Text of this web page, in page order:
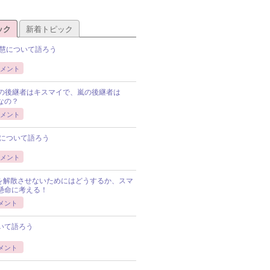
ク 新着トピック
について語ろう
ント
後継者はキスマイで、嵐の後継者は
の？
ント
ついて語ろう
ント
解散させないためにはどうするか、スマ
命に考える！
ント
て語ろう
ント